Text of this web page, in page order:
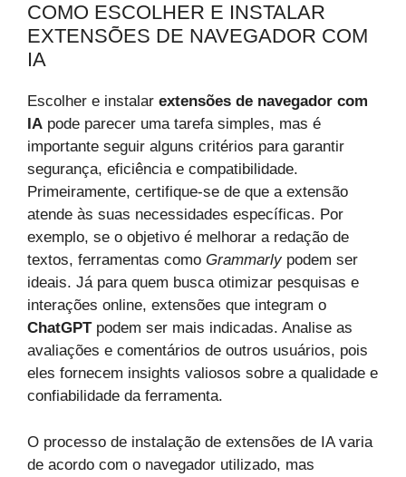
COMO ESCOLHER E INSTALAR
EXTENSÕES DE NAVEGADOR COM
IA
Escolher e instalar extensões de navegador com
IA pode parecer uma tarefa simples, mas é
importante seguir alguns critérios para garantir
segurança, eficiência e compatibilidade.
Primeiramente, certifique-se de que a extensão
atende às suas necessidades específicas. Por
exemplo, se o objetivo é melhorar a redação de
textos, ferramentas como Grammarlypodem ser
ideais. Já para quem busca otimizar pesquisas e
interações online, extensões que integram o
ChatGPTpodem ser mais indicadas. Analise as
avaliações e comentários de outros usuários, pois
eles fornecem insights valiosos sobre a qualidade e
confiabilidade da ferramenta.
O processo de instalação de extensões de IA varia
de acordo com o navegador utilizado, mas